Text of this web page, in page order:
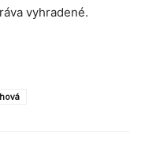
vyhradené.